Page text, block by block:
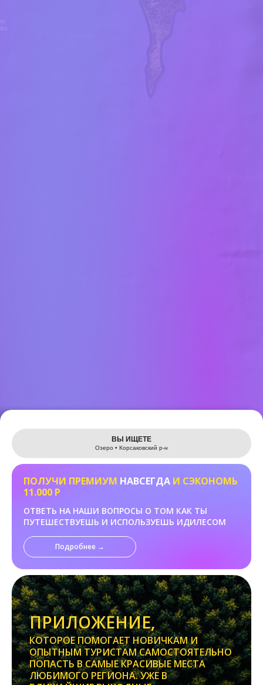
Leaflet
ВЫ ИЩЕТЕ
Озеро • Корсаковский р-н
ПОЛУЧИ ПРЕМИУМ НАВСЕГДА И СЭКОНОМЬ
11.000 Р
ОТВЕТЬ НА НАШИ ВОПРОСЫ О ТОМ КАК ТЫ
ПУТЕШЕСТВУЕШЬ И ИСПОЛЬЗУЕШЬ ИДИЛЕСОМ
Подробнее →
ПРИЛОЖЕНИЕ,
КОТОРОЕ ПОМОГАЕТ НОВИЧКАМ И
ОПЫТНЫМ ТУРИСТАМ САМОСТОЯТЕЛЬНО
ПОПАСТЬ В САМЫЕ КРАСИВЫЕ МЕСТА
ЛЮБИМОГО РЕГИОНА. УЖЕ В